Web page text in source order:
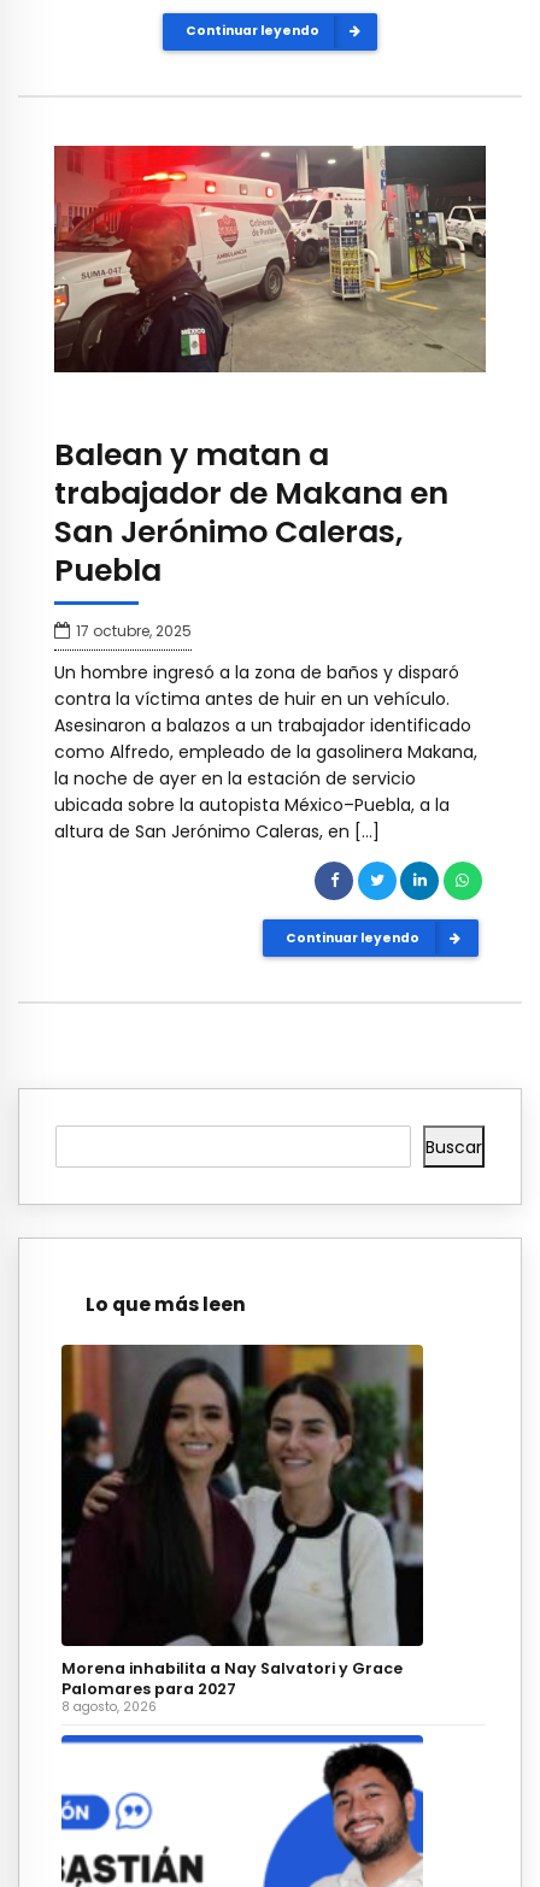
Continuar leyendo
Balean y matan a
trabajador de Makana en
San Jerónimo Caleras,
Puebla
17 octubre, 2025
Un hombre ingresó a la zona de baños y disparó
contra la víctima antes de huir en un vehículo.
Asesinaron a balazos a un trabajador identificado
como Alfredo, empleado de la gasolinera Makana,
la noche de ayer en la estación de servicio
ubicada sobre la autopista México–Puebla, a la
altura de San Jerónimo Caleras, en […]
Continuar leyendo
Buscar
Lo que más leen
Morena inhabilita a Nay Salvatori y Grace
Palomares para 2027
8 agosto, 2026